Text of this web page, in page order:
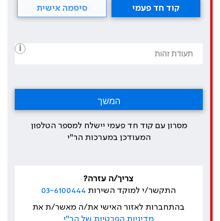
קוד חד פעמי סיסמה אישית
i
מסרון עם קוד חד פעמי יישלח למספר הטלפון
המעודכן במערכות הר"י
צריך/ה עזרה?
התקשר/י למוקד השירות 03-6100444
בהתחברות לאזור האישי את/ה מאשר/ת את
מדיניות הפרטיות של הר"י